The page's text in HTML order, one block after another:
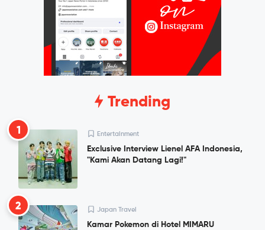
Trending
1 Entertainment
Exclusive Interview Lienel AFA Indonesia,
"Kami Akan Datang Lagi!"
2 Japan Travel
Kamar Pokemon di Hotel MIMARU